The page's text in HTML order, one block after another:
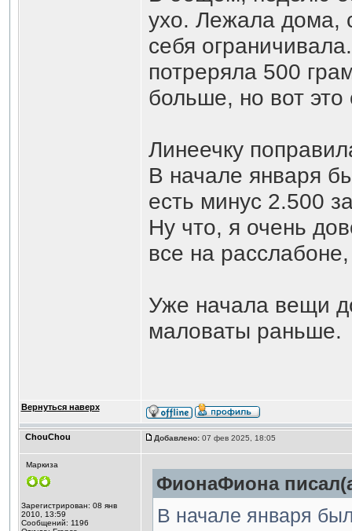
ухо. Лежала дома,
себя
потреряла 500
больше, но вот это
Линеечку
В начале января
есть минус 2.500
Ну что, я очень
все на
Уже начала вещи
маловаты раньше.
Вернуться наверх
ChouChou Добавлено:07 фев 2025, 18:05
Маркиза
Зарегистрирован: 08 янв
2010, 13:59
Сообщений: 1196
ФионаФиона
В начале января